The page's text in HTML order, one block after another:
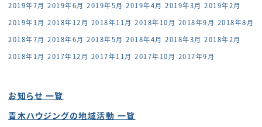
2019年7月 2019年6月 2019年5月 2019年4月 2019年3月 2019年2月
2019年1月 2018年12月 2018年11月 2018年10月 2018年9月 2018年8月
2018年7月 2018年6月 2018年5月 2018年4月 2018年3月 2018年2月
2018年1月 2017年12月 2017年11月 2017年10月 2017年9月
お知らせ 一覧
青木ハウジングの地域活動 一覧